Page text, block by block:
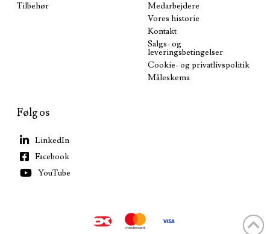
Tilbehør
Medarbejdere
Vores historie
Kontakt
Salgs- og
leveringsbetingelser
Cookie- og privatlivspolitik
Måleskema
Følg os
LinkedIn
Facebook
YouTube